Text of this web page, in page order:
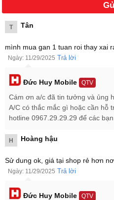
Mua Samsung Galaxy A17 4G tại
Máy mới 100% chính hãng,
Hỗ trợ mua bán trả góp 0%.
Thu cũ đổi mới trợ giá 3 triệu
Hiện nay Samsung A17 4G
Huy Mobile, cùng team công nghệ
dung lượng 128GB chính hãng này
T Tân
mình mua gan 1 tuan roi thay xai
Ngày: 11/29/2025 Trả lời
Đức Huy Mobile QTV
Cám ơn a/c đã tin tưởng và ủng
A/C có thắc mắc gì hoặc cần hỗ
hotline 0967.29.29.29 để các
H Hoàng hậu
Sử dung ok, giá tại shop rẻ hơn
Ngày: 11/29/2025 Trả lời
Đức Huy Mobile QTV